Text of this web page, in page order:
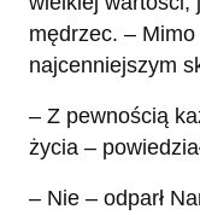
mędrzec. –
najcenniejszym
– Z pewnością
życia –
– Nie – odparł